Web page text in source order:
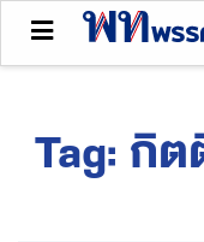
Tag: กิต